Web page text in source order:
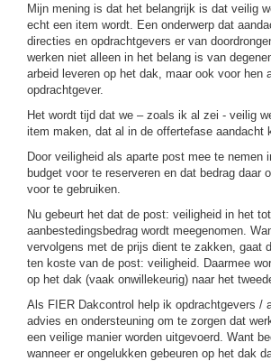
Mijn mening is dat het belangrijk is dat veilig
echt een item wordt. Een onderwerp dat
directies en opdrachtgevers er van
werken niet alleen in het belang is van
arbeid leveren op het dak, maar ook voor hen
opdrachtgever.
Het wordt tijd dat we – zoals ik al zei - veilig
item maken, dat al in de offertefase aandacht
Door veiligheid als aparte post mee te nemen
budget voor te reserveren en dat bedrag daar
voor te gebruiken.
Nu gebeurt het dat de post: veiligheid in het
aanbestedingsbedrag wordt meegenomen.
vervolgens met de prijs dient te zakken, gaat
ten koste van de post: veiligheid. Daarmee
op het dak (vaak onwillekeurig) naar het
Als FIER Dakcontrol help ik opdrachtgevers /
advies en ondersteuning om te zorgen dat
een veilige manier worden uitgevoerd. Want
wanneer er ongelukken gebeuren op het dak